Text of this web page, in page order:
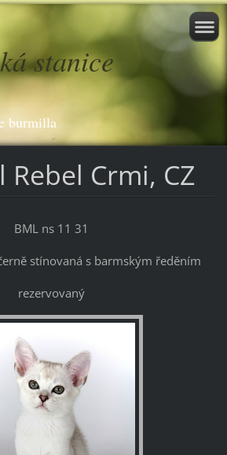
stanice
burmilla
Rebel Crmi, CZ
BML ns 11 31
stínovaná s barmským ředěním
rezervovaný